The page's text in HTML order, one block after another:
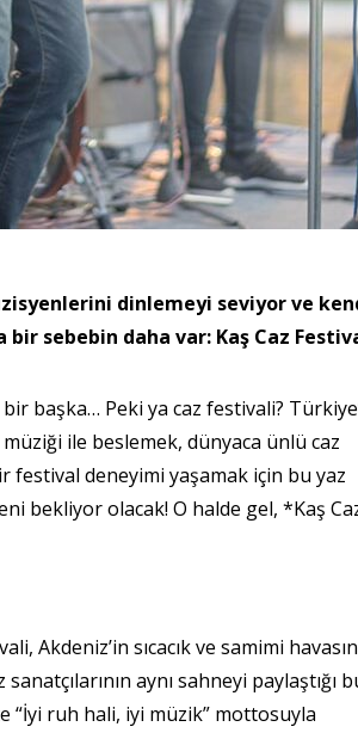
dinlemeyi seviyor ve
sebebin daha var: Kaş Caz
bir başka… Peki ya caz festivali?
ile beslemek, dünyaca ünlü caz
festival deneyimi yaşamak için bu yaz
bekliyor olacak! O halde gel, *Kaş
Akdeniz’in sıcacık ve samimi
aynı sahneyi paylaştığı
ruh hali, iyi müzik” mottosuyla